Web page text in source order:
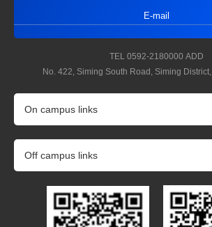
E-mail
TEL 0592-2180000 ADD
No. 422, Siming South Road, Siming
On campus links
Off campus links